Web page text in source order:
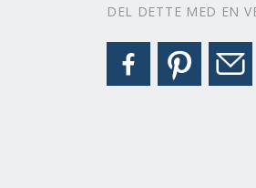
DEL DETTE MED EN